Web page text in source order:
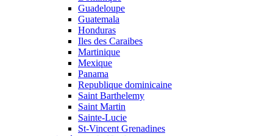
Guadeloupe
Guatemala
Honduras
Iles des Caraibes
Martinique
Mexique
Panama
Republique dominicaine
Saint Barthelemy
Saint Martin
Sainte-Lucie
St-Vincent Grenadines